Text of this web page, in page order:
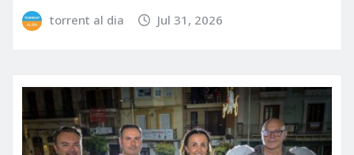
torrent al dia Jul 31, 2026